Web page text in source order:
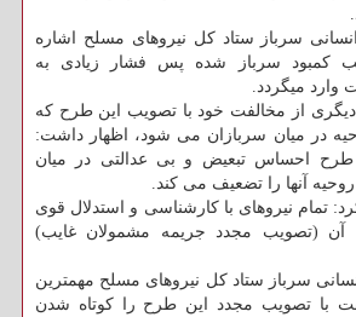
سرباز ستاد كل نیروهای مسلح اشاره
كمبود سرباز شده پس فشار زیادی به
میگردد.
از مخالفت خود با تصویب این طرح كه
در میان سربازان می شود، اظهار داشت:
طرح احساس تبعیض و بی عدالتی در میان
آنها را تضعیف می كند.
تمام نیروهای با كارشناسی و استدلال قوی
آن (تصویب مجدد جریمه مشمولان غایب)
سرباز ستاد كل نیروهای مسلح مهمترین
با تصویب مجدد این طرح را كوتاه شدن